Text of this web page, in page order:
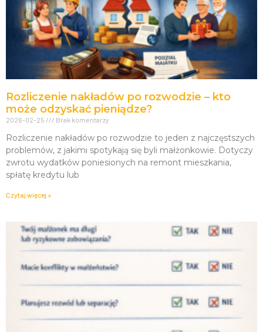
Rozliczenie nakładów po rozwodzie – kto
może odzyskać pieniądze?
2026-02-25 Brak komentarzy
Rozliczenie nakładów po rozwodzie to jeden z najczęstszych
problemów, z jakimi spotykają się byli małżonkowie. Dotyczy
zwrotu wydatków poniesionych na remont mieszkania,
spłatę kredytu lub
Czytaj więcej »